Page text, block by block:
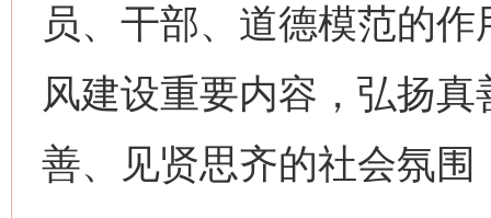
员、干部、道德模范的
风建设重要内容，弘扬
善、见贤思齐的社会氛